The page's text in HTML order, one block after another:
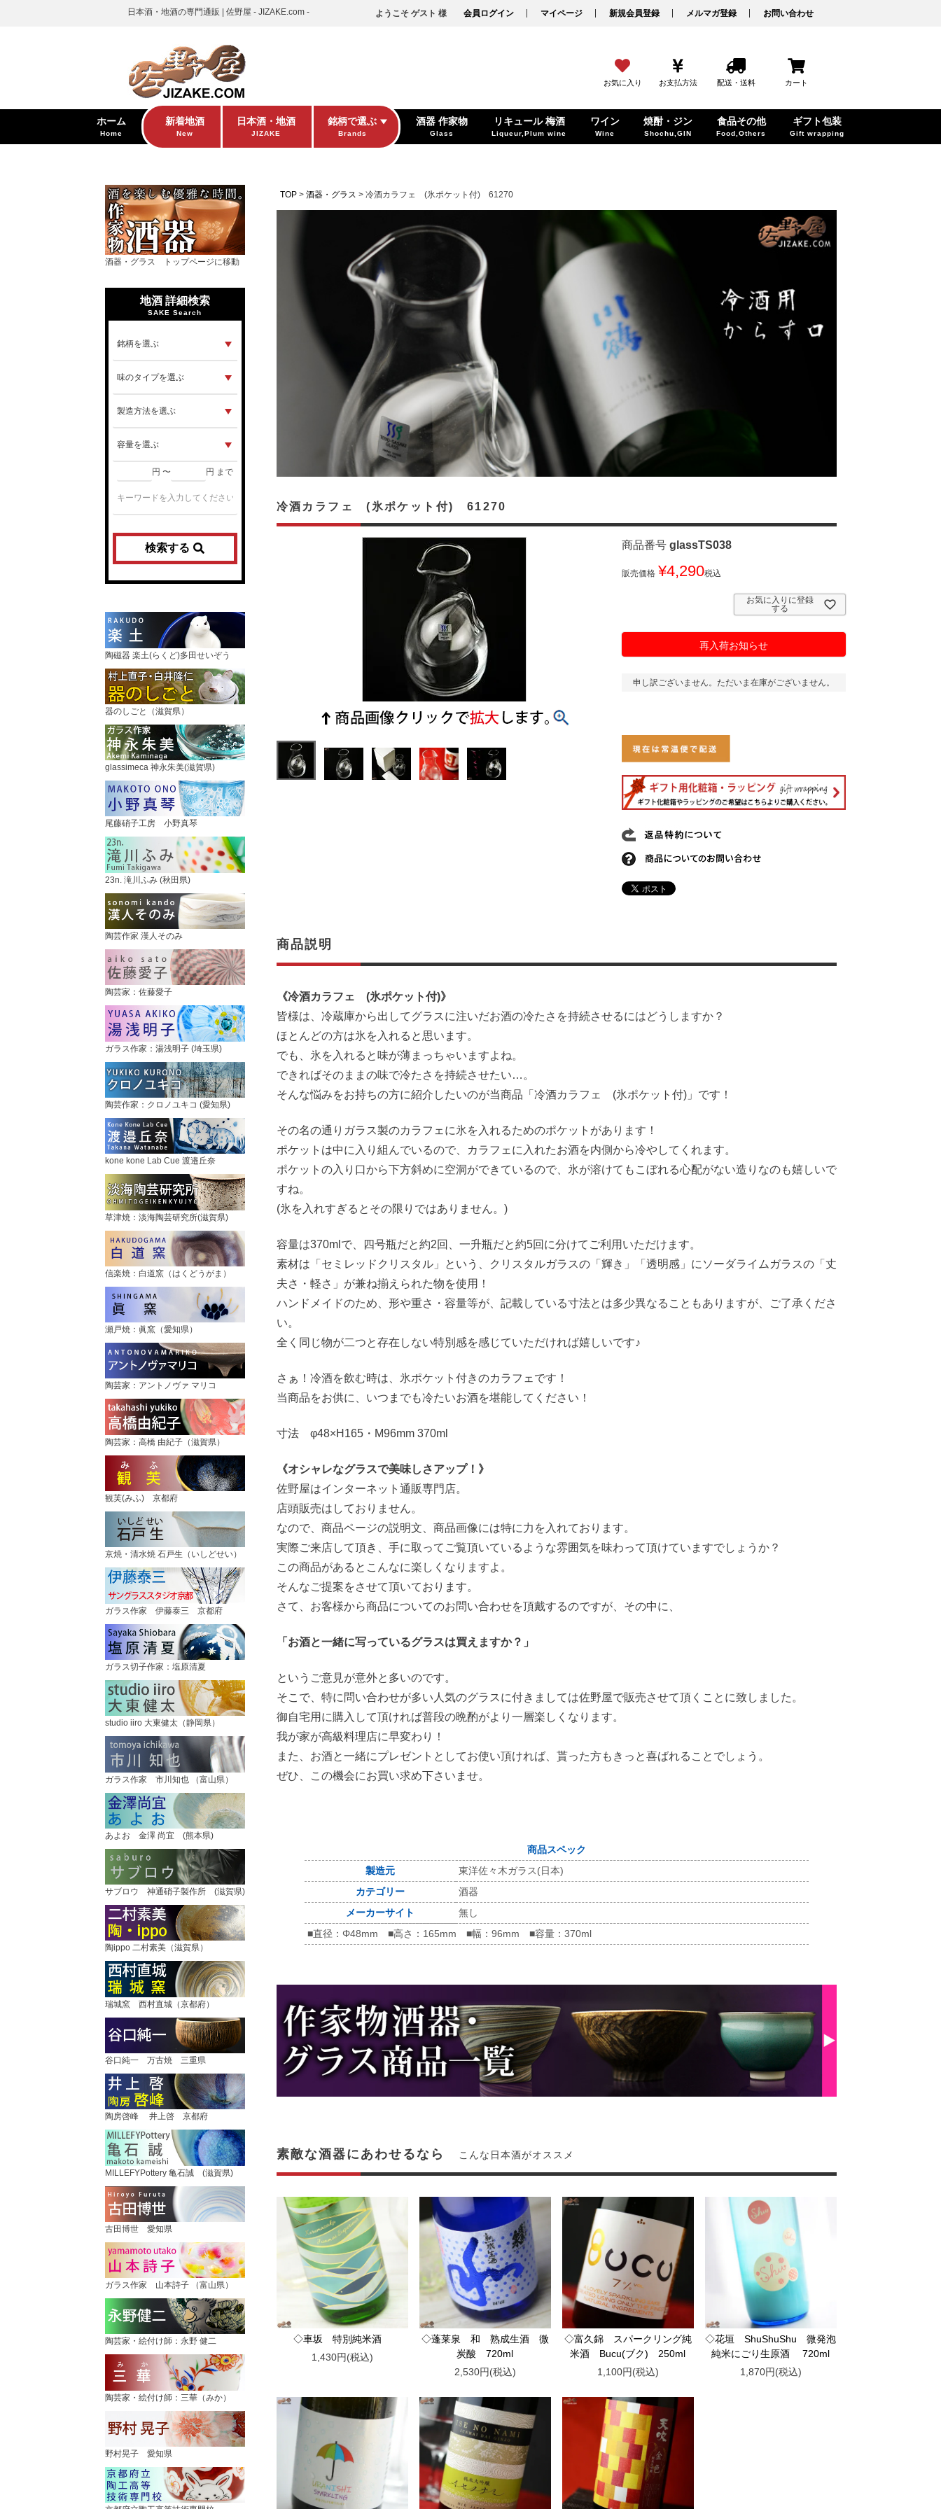
日本酒・地酒の専門通販 | 佐野屋 - JIZAKE.com - ようこそ ゲスト 様 会員ログイン マイページ 新規会員登録 メルマガ登録 お問い合わせ
お気に入り お支払方法 配送・送料 カート
ホーム
Home
新着地酒
New
日本酒・地酒
JIZAKE
銘柄で選ぶ
Brands
酒器 作家物
Glass
リキュール 梅酒
Liqueur,Plum wine
ワイン
Wine
焼酎・ジン
Shochu,GIN
食品その他
Food,Others
ギフト包装
Gift wrapping
酒器・グラス トップページに移動
地酒 詳細検索
SAKE Search
円 〜 円 まで
検索する
陶磁器 楽土(らくど)多田せいぞう
器のしごと（滋賀県）
glassimeca 神永朱美(滋賀県)
尾藤硝子工房 小野真琴
23n. 滝川ふみ (秋田県)
陶芸作家 漢人そのみ
陶芸家：佐藤愛子
ガラス作家：湯浅明子 (埼玉県)
陶芸作家：クロノユキコ (愛知県)
kone kone Lab Cue 渡邉丘奈
草津焼：淡海陶芸研究所(滋賀県)
信楽焼：白道窯（はくどうがま）
瀬戸焼：眞窯（愛知県）
陶芸家：アントノヴァ マリコ
陶芸家：高橋 由紀子（滋賀県）
観芙(みふ) 京都府
京焼・清水焼 石戸生（いしどせい）
ガラス作家 伊藤泰三 京都府
ガラス切子作家：塩原清夏
studio iiro 大東健太（静岡県）
ガラス作家 市川知也 （富山県）
あよお 金澤 尚宜 (熊本県)
サブロウ 神通硝子製作所 (滋賀県)
陶ippo 二村素美（滋賀県）
瑞城窯 西村直城（京都府）
谷口純一 万古焼 三重県
陶房啓峰 井上啓 京都府
MILLEFYPottery 亀石誠 (滋賀県)
古田博世 愛知県
ガラス作家 山本詩子 （富山県）
陶芸家・絵付け師：永野 健二
陶芸家・絵付け師：三華（みか）
野村晃子 愛知県
TOP 酒器・グラス 冷酒カラフェ (氷ポケット付) 61270
冷酒カラフェ (氷ポケット付) 61270
商品番号 glassTS038
販売価格 ¥4,290税込
お気に入りに登録
する
再入荷お知らせ
申し訳ございません。ただいま在庫がございません。
商品説明
《冷酒カラフェ (氷ポケット付)》
皆様は、冷蔵庫から出してグラスに注いだお酒の冷たさを持続させるにはどうしますか？
ほとんどの方は氷を入れると思います。
でも、氷を入れると味が薄まっちゃいますよね。
できればそのままの味で冷たさを持続させたい…。
そんな悩みをお持ちの方に紹介したいのが当商品「冷酒カラフェ (氷ポケット付)」です！
その名の通りガラス製のカラフェに氷を入れるためのポケットがあります！
ポケットは中に入り組んでいるので、カラフェに入れたお酒を内側から冷やしてくれます。
ポケットの入り口から下方斜めに空洞ができているので、氷が溶けてもこぼれる心配がない造りなのも嬉しいで
すね。
(氷を入れすぎるとその限りではありません。)
容量は370mlで、四号瓶だと約2回、一升瓶だと約5回に分けてご利用いただけます。
素材は「セミレッドクリスタル」という、クリスタルガラスの「輝き」「透明感」にソーダライムガラスの「丈
夫さ・軽さ」が兼ね揃えられた物を使用！
ハンドメイドのため、形や重さ・容量等が、記載している寸法とは多少異なることもありますが、ご了承くださ
い。
全く同じ物が二つと存在しない特別感を感じていただければ嬉しいです♪
さぁ！冷酒を飲む時は、氷ポケット付きのカラフェです！
当商品をお供に、いつまでも冷たいお酒を堪能してください！
寸法 φ48×H165・M96mm 370ml
《オシャレなグラスで美味しさアップ！》
佐野屋はインターネット通販専門店。
店頭販売はしておりません。
なので、商品ページの説明文、商品画像には特に力を入れております。
実際ご来店して頂き、手に取ってご覧頂いているような雰囲気を味わって頂けていますでしょうか？
この商品があるとこんなに楽しくなりますよ。
そんなご提案をさせて頂いております。
さて、お客様から商品についてのお問い合わせを頂戴するのですが、その中に、
「お酒と一緒に写っているグラスは買えますか？」
というご意見が意外と多いのです。
そこで、特に問い合わせが多い人気のグラスに付きましては佐野屋で販売させて頂くことに致しました。
御自宅用に購入して頂ければ普段の晩酌がより一層楽しくなります。
我が家が高級料理店に早変わり！
また、お酒と一緒にプレゼントとしてお使い頂ければ、貰った方もきっと喜ばれることでしょう。
ぜひ、この機会にお買い求め下さいませ。
商品スペック
製造元
東洋佐々木ガラス(日本)
カテゴリー
酒器
メーカーサイト
無し
■直径：Φ48mm ■高さ：165mm ■幅：96mm ■容量：370ml
素敵な酒器にあわせるなら こんな日本酒がオススメ
◇車坂 特別純米酒
1,430円(税込)
◇蓬莱泉 和 熟成生酒 微
炭酸 720ml
2,530円(税込)
◇富久錦 スパークリング純
米酒 Bucu(ブク) 250ml
1,100円(税込)
◇花垣 ShuShuShu 微発泡
純米にごり生原酒 720ml
1,870円(税込)